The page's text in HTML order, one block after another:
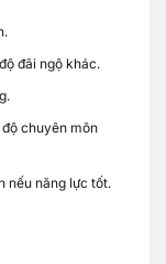
đãi ngộ khác.
chuyên môn
nếu năng lực tốt.